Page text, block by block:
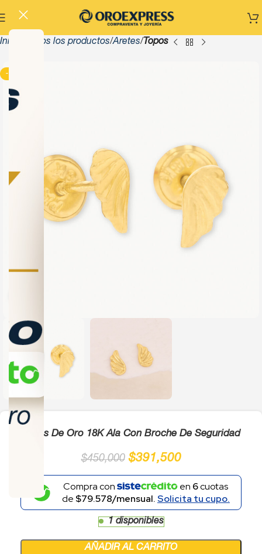
Inicio Todos los productos Aretes Topos
-13%
Topos De Oro 18K Ala Con Broche De Seguridad
$450,000 $391,500
Compra con en 6cuotas
de $79.578/mensual.Solicita tu cupo.
1 disponibles
AÑADIR AL CARRITO